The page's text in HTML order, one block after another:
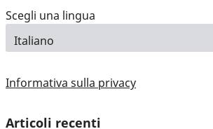
Scegli una lingua
Informativa sulla privacy
Articoli recenti